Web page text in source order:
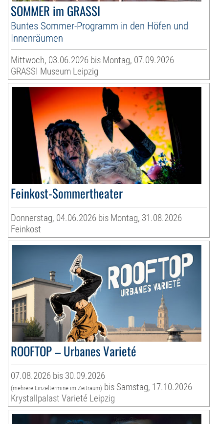
SOMMER im GRASSI
Buntes Sommer-Programm in den Höfen und
Innenräumen
Mittwoch, 03.06.2026 bis Montag, 07.09.2026
GRASSI Museum Leipzig
Feinkost-Sommertheater
Donnerstag, 04.06.2026 bis Montag, 31.08.2026
Feinkost
ROOFTOP – Urbanes Varieté
07.08.2026 bis 30.09.2026
(mehrere Einzeltermine im Zeitraum) bis Samstag, 17.10.2026
Krystallpalast Varieté Leipzig